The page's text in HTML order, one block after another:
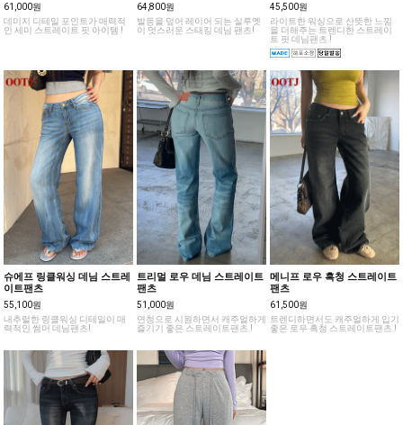
61,000원
데미지 디테일 포인트가 매력적
인 세미 스트레이트 핏 아이템 !
64,800원
발등을 덮어 레이어 되는 실루엣
이 멋스러운 스태킹 데님 팬츠!
45,500원
라이트한 워싱으로 산뜻한 느낌
을 더해주는 트렌디한 스트레이
트 핏 데님팬츠 !
슈에프 링클워싱 데님 스트레
이트팬츠
55,100원
내추럴한 링클워싱 디테일이 매
력적인 썸머 데님팬츠!
트리멀 로우 데님 스트레이트
팬츠
51,000원
연청으로 시원하면서 캐주얼하게
즐기기 좋은 스트레이트팬츠 !
메니프 로우 흑청 스트레이트
팬츠
61,500원
트렌디하면서도 캐주얼하게 입기
좋은 로우 흑청 스트레이트팬츠 !